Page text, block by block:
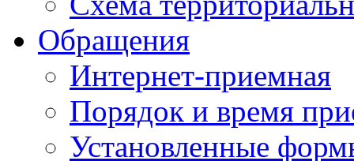
Обращения
Интернет-приемная
Порядок и время
Установленные